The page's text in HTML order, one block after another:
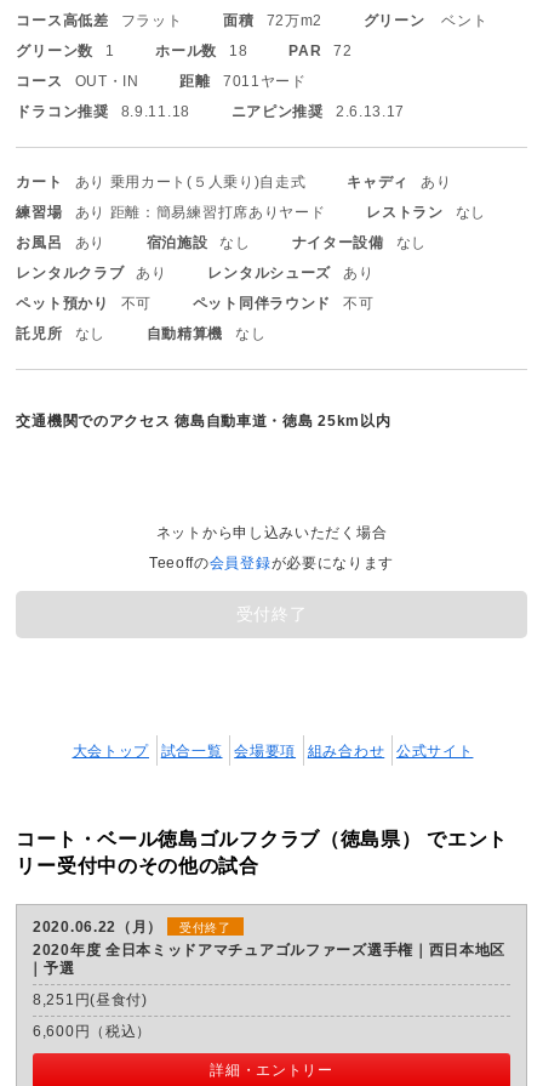
コース高低差
フラット 面積 72万m2 グリーン
ベント
グリーン数
1 ホール数 18 PAR
72
コース
OUT・IN 距離
7011ヤード
ドラコン推奨
8.9.11.18 ニアピン推奨 2.6.13.17
カート あり 乗用カート(５人乗り)自走式 キャディ
あり
練習場
あり 距離：簡易練習打席ありヤード レストラン
なし
お風呂
あり 宿泊施設 なし ナイター設備
なし
レンタルクラブ
あり レンタルシューズ
あり
ペット預かり
不可 ペット同伴ラウンド
不可
託児所
なし 自動精算機 なし
交通機関でのアクセス徳島自動車道・徳島 25km以内
ネットから申し込みいただく場合
Teeoffの会員登録が必要になります
受付終了
大会トップ 試合一覧 会場要項 組み合わせ 公式サイト
コート・ベール徳島ゴルフクラブ（徳島県） でエント
リー受付中のその他の試合
2020.06.22（月） 受付終了
2020年度 全日本ミッドアマチュアゴルファーズ選手権｜西日本地区
予選
8,251円(昼食付)
6,600円（税込）
詳細・エントリー